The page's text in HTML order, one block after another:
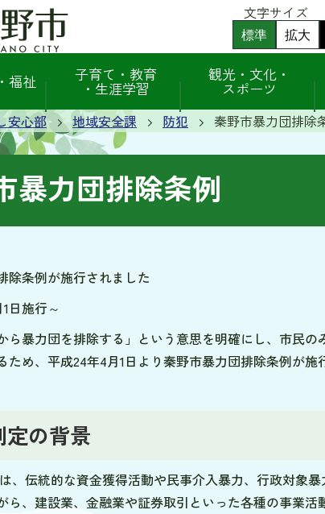
文字サイズ
標準
初
期
態
）
拡大
態
）
福祉 子育て・教育
・生涯学習
観光・文化・
スポーツ
安心部 地域安全課 防犯 秦野市暴力団排除
暴力団排除条例
除条例が施行されました
日施行～
ら暴力団を排除する」という意思を明確にし、市民の
ため、平成24年4月1日より秦野市暴力団排除条例が施
定の背景
、伝統的な資金獲得活動や民事介入暴力、行政対象
ら、建設業、金融業や証券取引といった各種の事業活